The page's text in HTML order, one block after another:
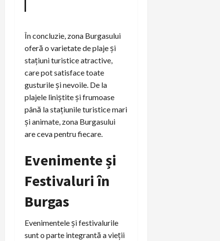
În concluzie, zona Burgasului
oferă o varietate de plaje și
stațiuni turistice atractive,
care pot satisface toate
gusturile și nevoile. De la
plajele liniștite și frumoase
până la stațiunile turistice mari
și animate, zona Burgasului
are ceva pentru fiecare.
Evenimente și
Festivaluri în
Burgas
Evenimentele și festivalurile
sunt o parte integrantă a vieții